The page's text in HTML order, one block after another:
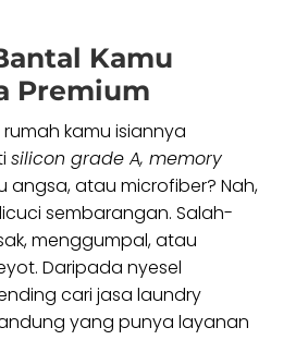
Kamu
Premium
kamu isiannya
silicon grade A, memory
angsa, atau microfiber? Nah,
sembarangan. Salah-
menggumpal, atau
Daripada nyesel
cari jasa laundry
yang punya layanan